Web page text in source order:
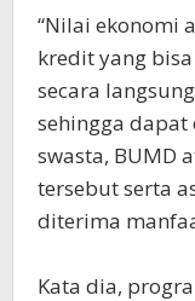
“Nilai ekonomi
kredit yang
secara
sehingga
swasta, BUMD
tersebut serta
diterima
Kata dia,